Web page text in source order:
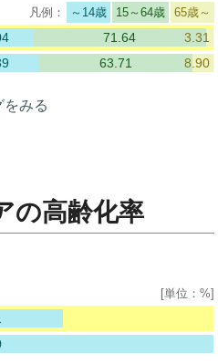
～14歳
15～64歳 65歳～
71.64
3.31
63.71 8.90
をみる
の高齢化率
[単位：%]